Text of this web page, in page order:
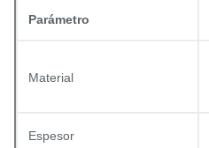
Parámetro
Material
Espesor